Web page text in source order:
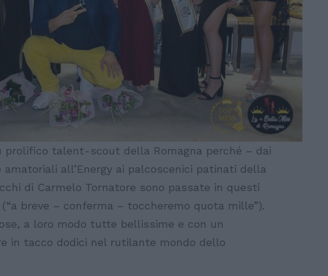
prolifico talent-scout della Romagna perché – dai
all’Energy ai palcoscenici patinati della
di Carmelo Tornatore sono passate in questi
breve – conferma – toccheremo quota mille”).
a loro modo tutte bellissime e con un
in tacco dodici nel rutilante mondo dello